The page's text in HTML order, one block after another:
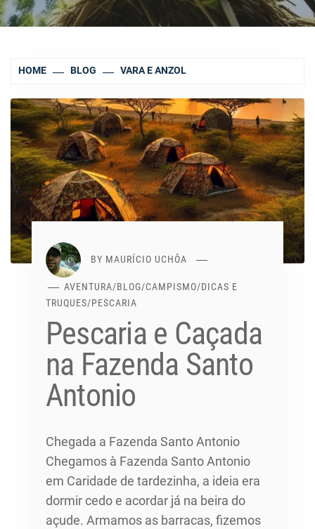
HOME BLOG VARA E ANZOL
BY MAURÍCIO UCHÔA
AVENTURA/BLOG/CAMPISMO/DICAS E
TRUQUES/PESCARIA
Pescaria e Caçada
na Fazenda Santo
Antonio
Chegada a Fazenda Santo Antonio
Chegamos à Fazenda Santo Antonio
em Caridade de tardezinha, a ideia era
dormir cedo e acordar já na beira do
açude. Armamos as barracas, fizemos